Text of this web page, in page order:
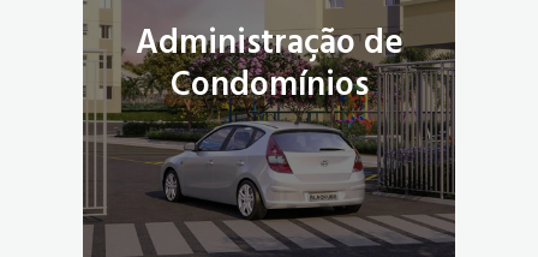
Administração de
Condomínios